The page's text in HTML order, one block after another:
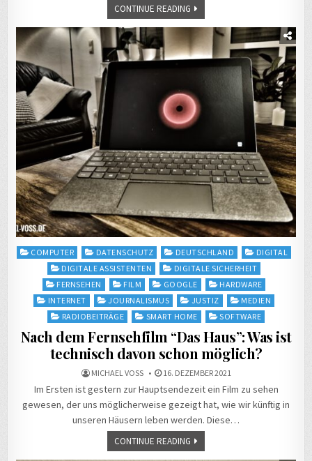
CONTINUE READING
Posted
COMPUTER DATENSCHUTZ DEUTSCHLAND
DIGITAL
DIGITALE ASSISTENTEN
DIGITALE SICHERHEIT
FERNSEHEN
FILM GOOGLE
HARDWARE
INTERNET
JOURNALISMUS JUSTIZ
MEDIEN
RADIOBEITRÄGE
SMART HOME SOFTWARE
Nach dem Fernsehfilm “Das Haus”: Was ist
technisch davon schon möglich?
MICHAEL VOSS 16. DEZEMBER 2021
Im Ersten ist gestern zur Hauptsendezeit ein Film zu sehen
gewesen, der uns möglicherweise gezeigt hat, wie wir künftig in
unseren Häusern leben werden. Diese…
CONTINUE READING